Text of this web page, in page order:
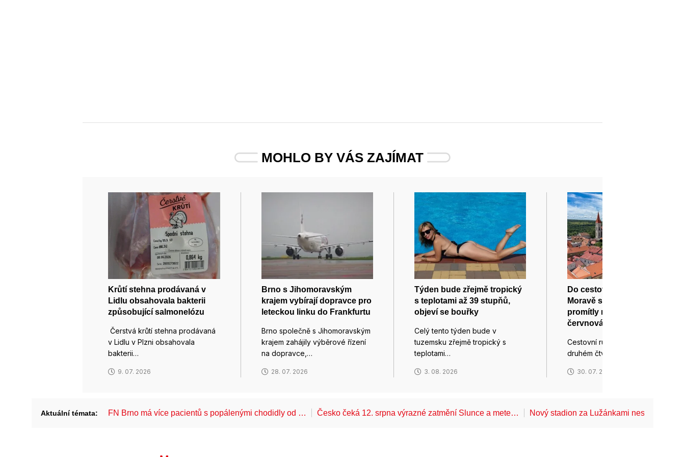
MOHLO BY VÁS ZAJÍMAT
Krůtí stehna prodávaná v
Lidlu obsahovala bakterii
způsobující salmonelózu
Čerstvá krůtí stehna prodávaná
v Lidlu v Plzni obsahovala
bakterii…
9. 07. 2026
Brno s Jihomoravským
krajem vybírají dopravce pro
leteckou linku do Frankfurtu
Brno společně s Jihomoravským
krajem zahájily výběrové řízení
na dopravce,…
28. 07. 2026
Týden bude zřejmě tropický
s teplotami až 39 stupňů,
objeví se bouřky
Celý tento týden bude v
tuzemsku zřejmě tropický s
teplotami…
3. 08. 2026
Do cestovního ruchu na jižní
Moravě se před prázdninami
promítly nové expozice i
červnová horka
Cestovní ruch na jižní Moravě ve
druhém čtvrtletí těžil z…
30. 07. 2026
Aktuální témata: FN Brno má více pacientů s popálenými chodidly od … Česko čeká 12. srpna výrazné zatmění Slunce a mete… Nový stadion za Lužánkami nesmí mít dle